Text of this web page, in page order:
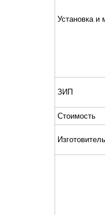
Установка и
ЗИП
Стоимость
Изготовитель